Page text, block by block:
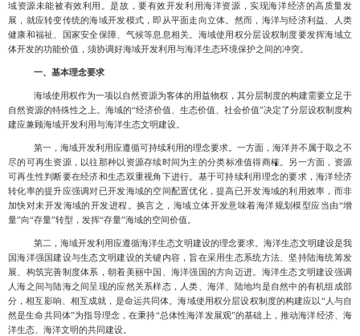
域资源未能被有效利用。是故，要有效开发利用海洋资源，实现海洋经济的高质量发
展，就应转变传统的海域开发模式，即从平面走向立体。然而，海洋与经济利益、人类
健康和福祉、国家安全保障、气候等息息相关。海域使用权分层设权制度要发挥海域立
体开发的功能价值，须协调好海域开发利用与海洋生态环境保护之间的冲突。
一、基本理念要求
海域使用权作为一项以自然资源为客体的用益物权，其分层制度的构建需要立足于
自然资源的特殊性之上。海域的“经济价值、生态价值、社会价值”决定了分层设权制度构
建应兼顾海域开发利用与海洋生态文明建设。
第一，海域开发利用应遵循可持续利用的理念要求。一方面，海洋并不属于取之不
尽的可再生资源，以往那种以资源存续时间为主的分类标准值得商榷。另一方面，资源
可再生性判断要在经济和生态双重视角下进行。基于可持续利用理念的要求，海洋经济
转化率的提升应强调对已开发海域的空间配置优化，提高已开发海域的利用效率，而非
加快对未开发海域的开发进程。换言之，海域立体开发意味着海洋规划模型应当由“增
量”向“存量”转型，发挥“存量”海域的空间价值。
第二，海域开发利用应遵循海洋生态文明建设的理念要求。海洋生态文明建设是我
国海洋强国建设与生态文明建设的关键内容 ，旨在采用生态系统方法、坚持陆海统筹发
展、构筑完善制度体系，朝着美丽中国、海洋强国的方向迈进。海洋生态文明建设强调
人海之间与陆海之间呈现的应然关系样态，人类、海洋、陆地均是自然中的有机组成部
分，相互影响、相互成就，是命运共同体。海域使用权分层设权制度的构建应以“人与自
然是生命共同体”为指导理念，在秉持“总体性海洋发展观”的基础上，推动海洋经济、海
洋生态、海洋文明的共同建设。